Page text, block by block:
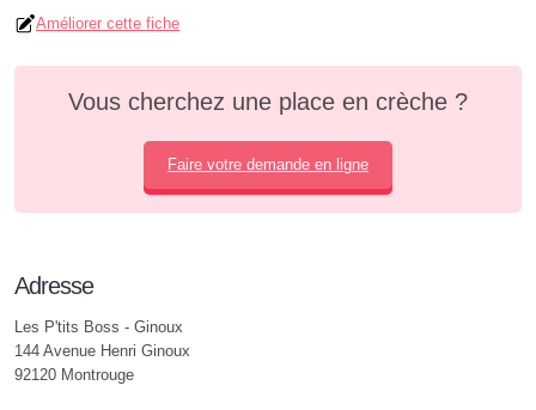
Améliorer cette fiche
Vous cherchez une place en crèche ?
Faire votre demande en ligne
Adresse
Les P'tits Boss - Ginoux
144 Avenue Henri Ginoux
92120 Montrouge